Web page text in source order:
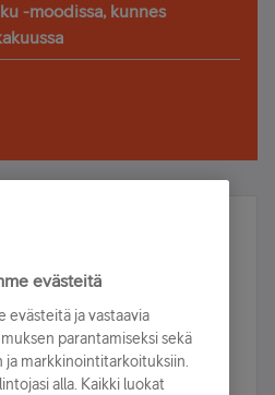
-moodissa, kunnes
ja voita!
olet mukana arvonnassa.
evästeitä
evästeitä ja vastaavia
parantamiseksi sekä
markkinointitarkoituksiin.
alla. Kaikki luokat